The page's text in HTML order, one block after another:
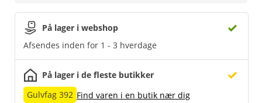
På lager i webshop
Afsendes inden for 1 - 3 hverdage
På lager i de fleste butikker
Gulvfag 392 Find varen i en butik nær dig